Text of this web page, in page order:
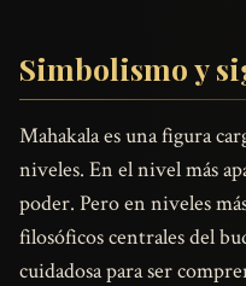
Simbolismo y
Mahakala es una figura
niveles. En el nivel más
poder. Pero en niveles
filosóficos centrales del
cuidadosa para ser